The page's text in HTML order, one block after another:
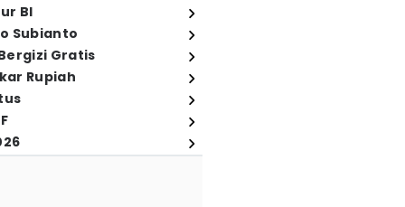
BI
Subianto
Gratis
Rupiah